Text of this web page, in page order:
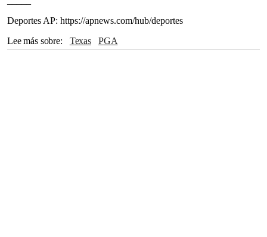
Deportes AP: https://apnews.com/hub/deportes
Lee más sobre
Texas PGA